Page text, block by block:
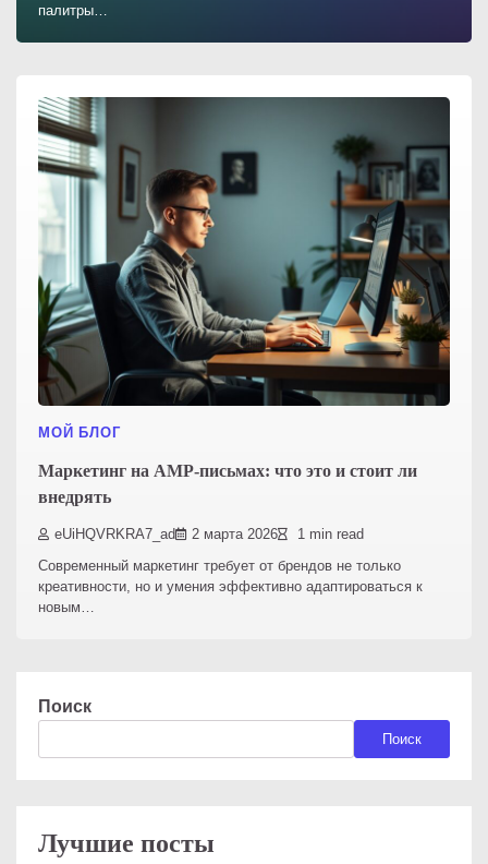
палитры…
МОЙ БЛОГ
Маркетинг на AMP-письмах: что это и стоит ли
внедрять
eUiHQVRKRA7_ad 2 марта 2026 1 min read
Современный маркетинг требует от брендов не только
креативности, но и умения эффективно адаптироваться к
новым…
Поиск
Поиск
Лучшие посты